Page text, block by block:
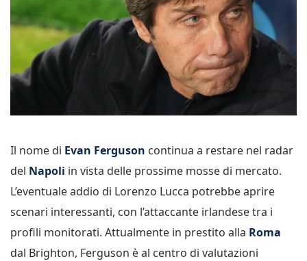
Il nome di Evan Ferguson continua a restare nel radar
del Napoli in vista delle prossime mosse di mercato.
L’eventuale addio di Lorenzo Lucca potrebbe aprire
scenari interessanti, con l’attaccante irlandese tra i
profili monitorati. Attualmente in prestito alla Roma
dal Brighton, Ferguson è al centro di valutazioni